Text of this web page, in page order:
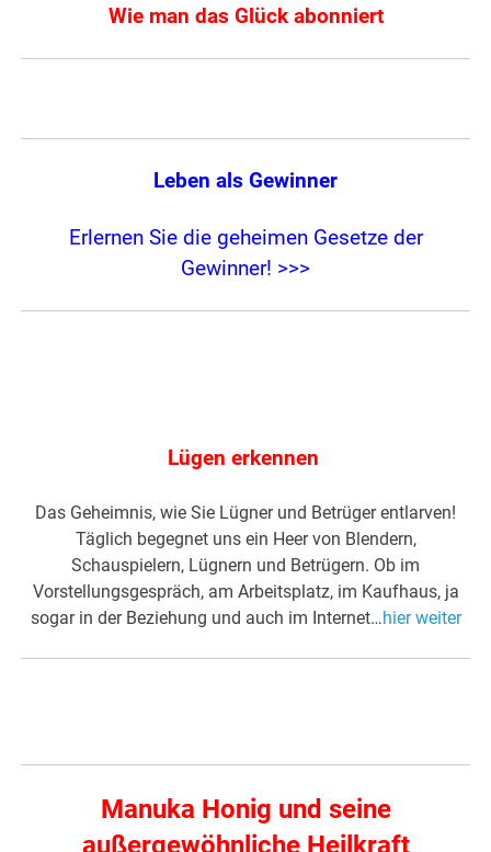
Wie man das Glück abonniert
Leben als Gewinner
Erlernen Sie die geheimen Gesetze der
Gewinner! >>>
Lügen erkennen
Das Geheimnis, wie Sie Lügner und Betrüger entlarven!
Täglich begegnet uns ein Heer von Blendern,
Schauspielern, Lügnern und Betrügern. Ob im
Vorstellungsgespräch, am Arbeitsplatz, im Kaufhaus, ja
sogar in der Beziehung und auch im Internet…hier weiter
Manuka Honig und seine
außergewöhnliche Heilkraft